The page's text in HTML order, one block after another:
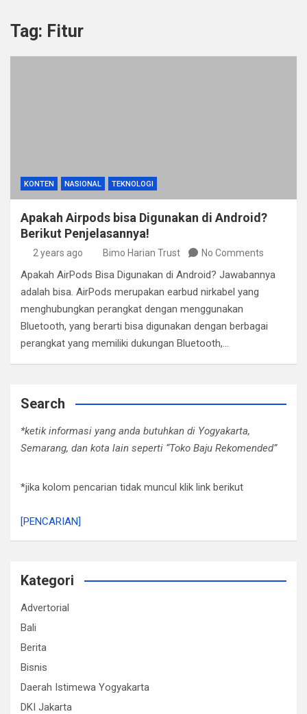
Tag: Fitur
KONTEN NASIONAL TEKNOLOGI
Apakah Airpods bisa Digunakan di Android?
Berikut Penjelasannya!
2 years ago Bimo Harian Trust No Comments
Apakah AirPods Bisa Digunakan di Android? Jawabannya
adalah bisa. AirPods merupakan earbud nirkabel yang
menghubungkan perangkat dengan menggunakan
Bluetooth, yang berarti bisa digunakan dengan berbagai
perangkat yang memiliki dukungan Bluetooth,…
Search
*ketik informasi yang anda butuhkan di Yogyakarta,
Semarang, dan kota lain seperti “Toko Baju Rekomended”
*jika kolom pencarian tidak muncul klik link berikut
[PENCARIAN]
Kategori
Advertorial
Bali
Berita
Bisnis
Daerah Istimewa Yogyakarta
DKI Jakarta